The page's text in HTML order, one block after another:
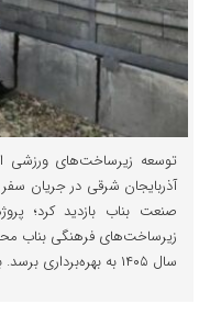
توسعه زیرساخت‌‌های ورزشی
آذربایجان شرقی در جریان
زیرساخت‌های فرهنگی بناب
سال ۱۴۰۵ به بهره‌برداری برسد. به گزارش اداره کل روابط […]